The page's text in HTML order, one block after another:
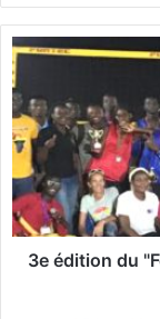
3
e
é
d
i
i
o
n
3e édition du